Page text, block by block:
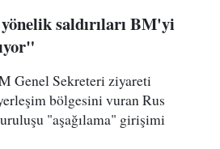
saldırıları BM'yi
Genel Sekreteri ziyareti
bölgesini vuran Rus
"aşağılama" girişimi